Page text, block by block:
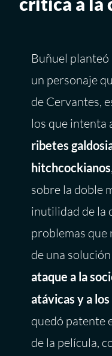
Buñuel
un personaje
de Cervantes,
los que intenta
ribetes
hitchcockianos
sobre la doble
inutilidad de la
problemas que
de una
ataque a la
atávicas y a
quedó patente
de la película,